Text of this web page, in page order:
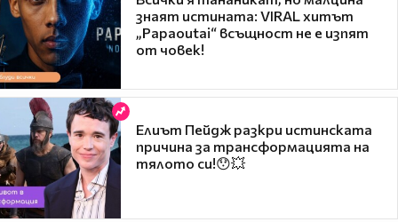
знаят истината: VIRAL хитът
„Papaoutai“ всъщност не е изпят
от човек!
Елиът Пейдж разкри истинската
причина за трансформацията на
тялото си!😯💥